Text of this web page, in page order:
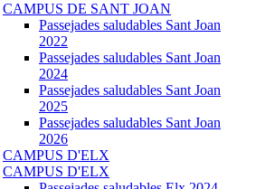
CAMPUS DE SANT JOAN
Passejades saludables Sant Joan
2022
Passejades saludables Sant Joan
2024
Passejades saludables Sant Joan
2025
Passejades saludables Sant Joan
2026
CAMPUS D'ELX
CAMPUS D'ELX